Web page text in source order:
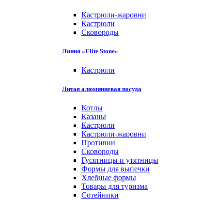
Кастрюли-жаровни
Кастрюли
Сковороды
Линия «Elite Stone»
Кастрюли
Литая алюминиевая посуда
Котлы
Казаны
Кастрюли
Кастрюли-жаровни
Противни
Сковороды
Гусятницы и утятницы
Формы для выпечки
Хлебные формы
Товары для туризма
Сотейники